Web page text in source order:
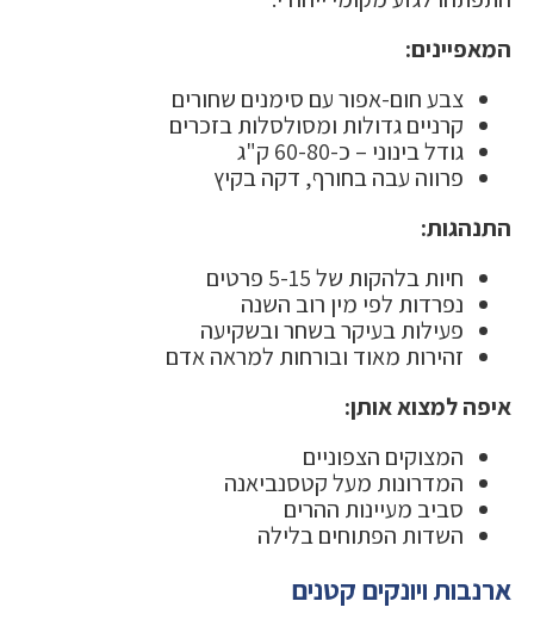
המאפיינים:
צבע חום-אפור עם סימנים שחורים
קרניים גדולות ומסולסלות בזכרים
גודל בינוני – כ-60-80 ק"ג
פרווה עבה בחורף, דקה בקיץ
התנהגות:
חיות בלהקות של 5-15 פרטים
נפרדות לפי מין רוב השנה
פעילות בעיקר בשחר ובשקיעה
זהירות מאוד ובורחות למראה אדם
איפה למצוא אותן:
המצוקים הצפוניים
המדרונות מעל קטסנביאנה
סביב מעיינות ההרים
השדות הפתוחים בלילה
ארנבות ויונקים קטנים